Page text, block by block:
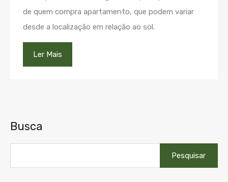
de quem compra apartamento, que podem variar
desde a localização em relação ao sol.
Ler Mais
Busca
por: